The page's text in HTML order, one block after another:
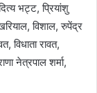
भट्ट, प्रियांशु
विशाल, रुपेंद्र
विधाता रावत,
नेत्रपाल शर्मा,